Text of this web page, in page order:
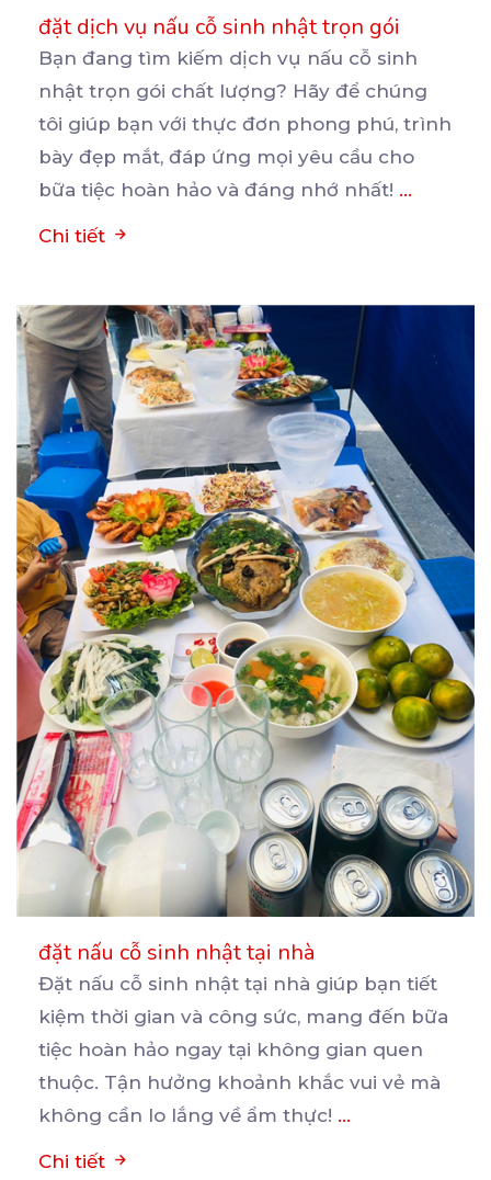
đặt dịch vụ nấu cỗ sinh nhật trọn gói
Bạn đang tìm kiếm dịch vụ nấu cỗ sinh
nhật trọn gói chất lượng? Hãy để chúng
tôi giúp bạn với thực đơn phong phú, trình
bày đẹp mắt, đáp ứng mọi yêu cầu cho
bữa tiệc hoàn hảo và đáng nhớ nhất! ...
Chi tiết
đặt nấu cỗ sinh nhật tại nhà
Đặt nấu cỗ sinh nhật tại nhà giúp bạn tiết
kiệm thời gian và công sức, mang đến bữa
tiệc hoàn hảo ngay tại không gian quen
thuộc. Tận hưởng khoảnh khắc vui vẻ mà
không cần lo lắng về ẩm thực! ...
Chi tiết